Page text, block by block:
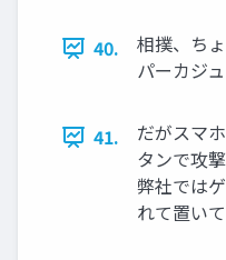
40.
相撲、ち
パーカジ
41.
だがスマ
タンで攻
弊社では
れて置い